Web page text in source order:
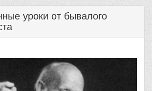
уроки от бывалого